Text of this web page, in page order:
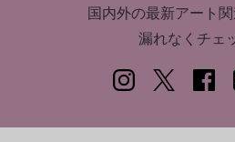
国内外の最新アート
漏れなくチェ